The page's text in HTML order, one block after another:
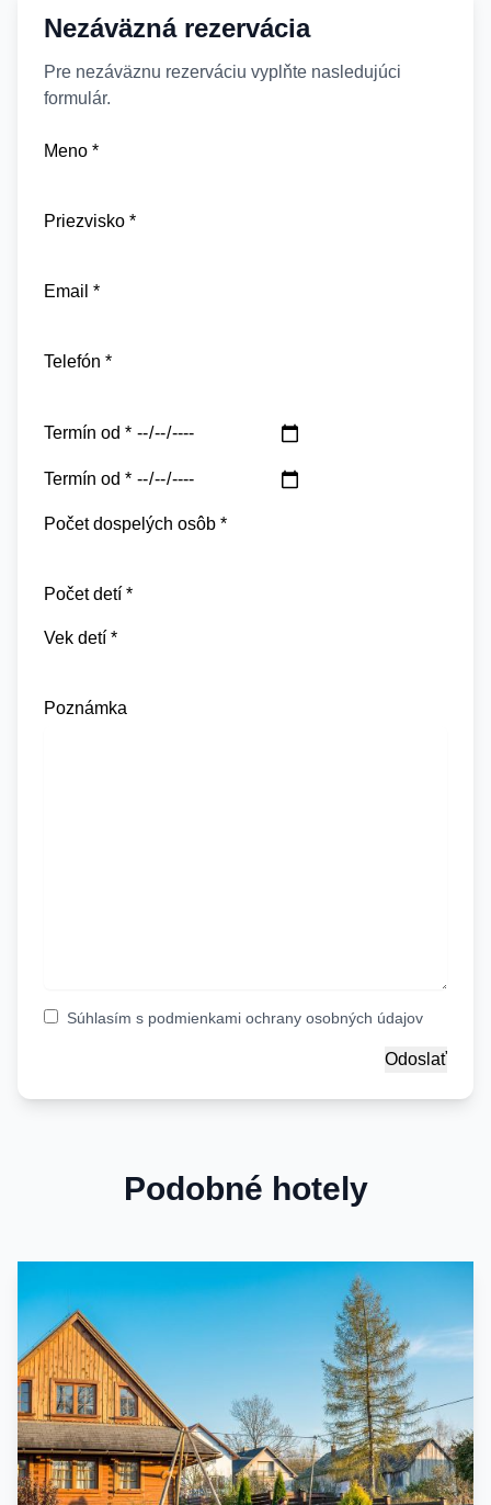
Nezáväzná rezervácia
Pre nezáväznu rezerváciu vyplňte nasledujúci
formulár.
Meno *
Priezvisko *
Email *
Telefón *
Termín od *
Termín od *
Počet dospelých osôb *
Počet detí *
Vek detí *
Poznámka
Súhlasím s podmienkami ochrany osobných údajov
Podobné hotely